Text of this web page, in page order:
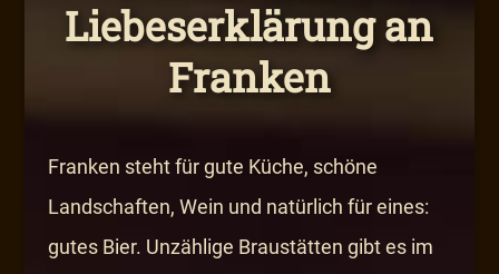
Liebeserklärung an
Franken
Franken steht für gute Küche, schöne
Landschaften, Wein und natürlich für eines:
gutes Bier. Unzählige Braustätten gibt es im